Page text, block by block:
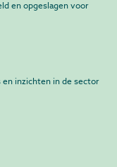
en opgeslagen voor
en inzichten in de sector